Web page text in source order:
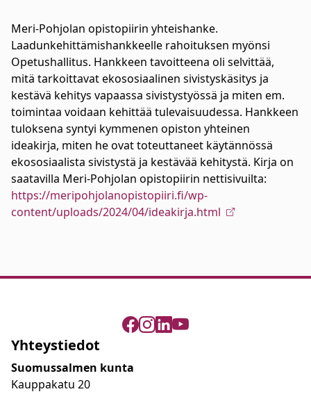
Meri-Pohjolan opistopiirin yhteishanke.
Laadunkehittämishankkeelle rahoituksen myönsi
Opetushallitus. Hankkeen tavoitteena oli selvittää,
mitä tarkoittavat ekososiaalinen sivistyskäsitys ja
kestävä kehitys vapaassa sivistystyössä ja miten em.
toimintaa voidaan kehittää tulevaisuudessa. Hankkeen
tuloksena syntyi kymmenen opiston yhteinen
ideakirja, miten he ovat toteuttaneet käytännössä
ekososiaalista sivistystä ja kestävää kehitystä. Kirja on
saatavilla Meri-Pohjolan opistopiirin nettisivuilta:
https://meripohjolanopistopiiri.fi/wp-
content/uploads/2024/04/ideakirja.html
Yhteystiedot
Suomussalmen kunta
Kauppakatu 20